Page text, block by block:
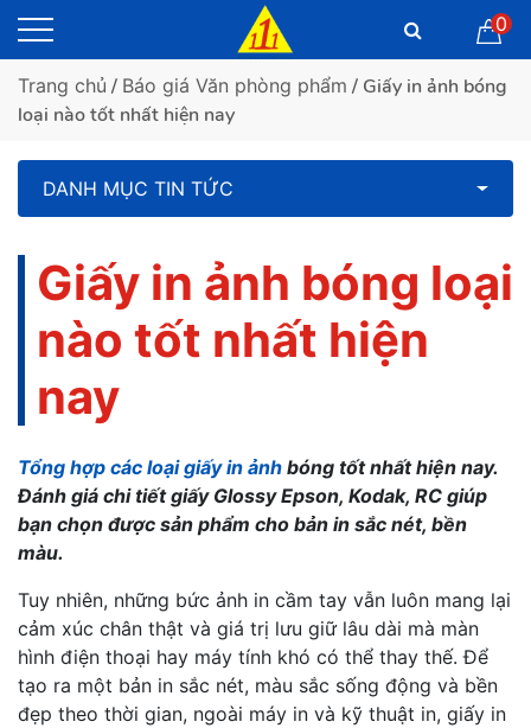
0
Trang chủ / Báo giá Văn phòng phẩm / Giấy in ảnh bóng
loại nào tốt nhất hiện nay
DANH MỤC TIN TỨC
Giấy in ảnh bóng loại
nào tốt nhất hiện
nay
Tổng hợp các loại giấy in ảnh bóng tốt nhất hiện nay.
Đánh giá chi tiết giấy Glossy Epson, Kodak, RC giúp
bạn chọn được sản phẩm cho bản in sắc nét, bền
màu.
Tuy nhiên, những bức ảnh in cầm tay vẫn luôn mang lại
cảm xúc chân thật và giá trị lưu giữ lâu dài mà màn
hình điện thoại hay máy tính khó có thể thay thế. Để
tạo ra một bản in sắc nét, màu sắc sống động và bền
đẹp theo thời gian, ngoài máy in và kỹ thuật in, giấy in